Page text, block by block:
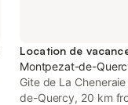
Montpezat-de-
Gite de La
de-Quercy, 20 km